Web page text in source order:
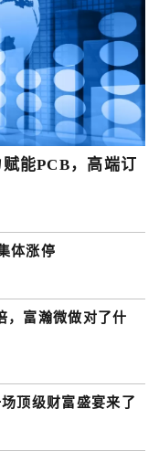
能PCB，高端订
体涨停
，富瀚微做对了什
顶级财富盛宴来了